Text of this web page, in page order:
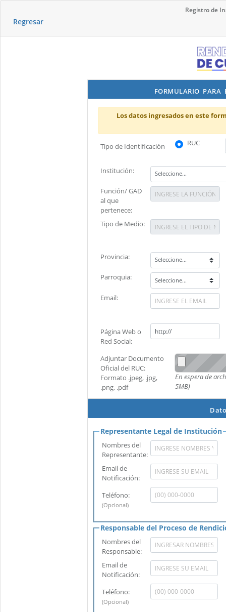
Registro de
Regresar
FORMULARIO PARA
Los datos ingresados en este
Tipo de Identificación RUC
Institución:
Función/ GAD
al que
pertenece:
Tipo de Medio:
Provincia:
Parroquia:
Email:
Página Web o
Red Social:
Adjuntar Documento
Oficial del RUC:
Formato .jpeg, .jpg,
.png, .pdf
En espera de
5MB)
Representante Legal de Institución
Nombres del
Representante:
Email de
Notificación:
Teléfono:
(Opcional)
Nombres del
Responsable:
Email de
Notificación:
Teléfono:
(Opcional)